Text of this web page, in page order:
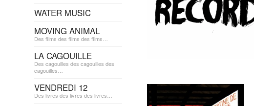
WATER MUSIC
MOVING ANIMAL
Des films des films des films…
LA CAGOUILLE
Des cagouilles des cagouilles des
cagouilles…
VENDREDI 12
Des livres des livres des livres…